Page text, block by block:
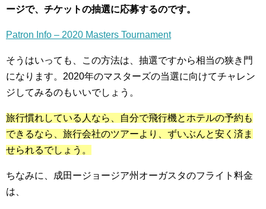
ージで、チケットの抽選に応募するのです。
Patron Info – 2020 Masters Tournament
そうはいっても、この方法は、抽選ですから相当の狭き門
になります。2020年のマスターズの当選に向けてチャレン
ジしてみるのもいいでしょう。
旅行慣れしている人なら、自分で飛行機とホテルの予約も
できるなら、旅行会社のツアーより、ずいぶんと安く済ま
せられるでしょう。
ちなみに、成田ージョージア州オーガスタのフライト料金
は、